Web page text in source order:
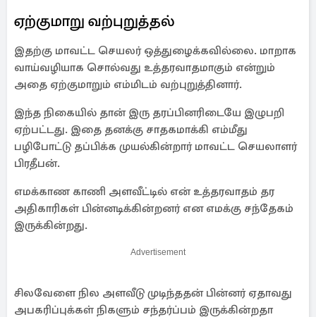
ஏற்குமாறு வற்புறுத்தல்
இதற்கு மாவட்ட செயலர் ஒத்துழைக்கவில்லை. மாறாக
வாய்வழியாக சொல்வது உத்தரவாதமாகும் என்றும்
அதை ஏற்குமாறும் எம்மிடம் வற்புறுத்தினார்.
இந்த நிகையில் தான் இரு தரப்பினரிடையே இழுபறி
ஏற்பட்டது. இதை தனக்கு சாதகமாக்கி எம்மீது
பழிபோட்டு தப்பிக்க முயல்கின்றார் மாவட்ட செயலாளர்
பிரதீபன்.
எமக்காண காணி அளவீட்டில் என் உத்தரவாதம் தர
அதிகாரிகள் பின்னடிக்கின்றனர் என எமக்கு சந்தேகம்
இருக்கின்றது.
Advertisement
சிலவேளை நில அளவீடு முடிந்ததன் பின்னர் ஏதாவது
அபகரிப்புக்கள் நிகளும் சந்தர்ப்பம் இருக்கின்றதா